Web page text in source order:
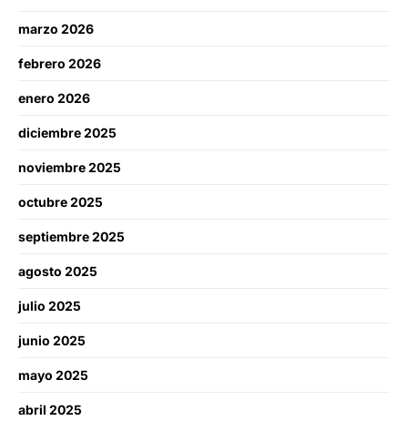
marzo 2026
febrero 2026
enero 2026
diciembre 2025
noviembre 2025
octubre 2025
septiembre 2025
agosto 2025
julio 2025
junio 2025
mayo 2025
abril 2025